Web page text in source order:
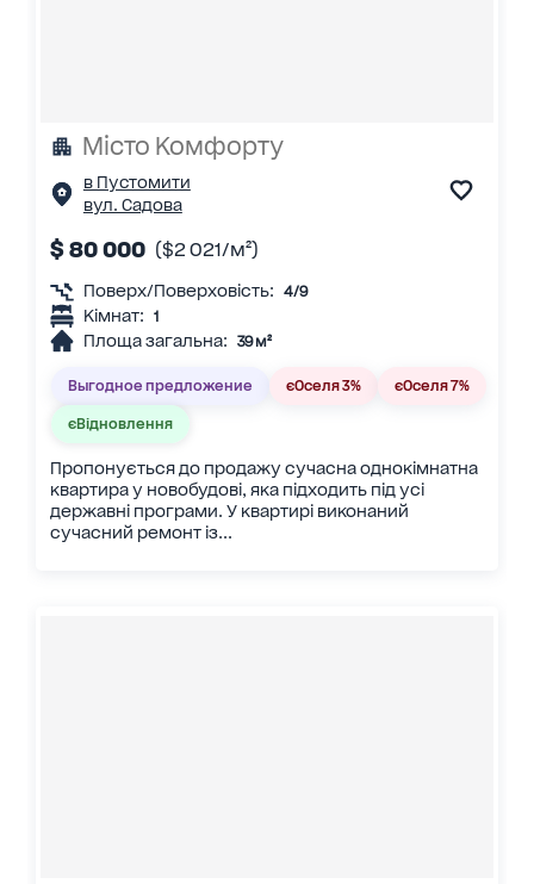
Місто Комфорту
в Пустомити
вул. Садова
$ 80 000 ($2 021/м²)
Поверх/Поверховість: 4/9
Кімнат: 1
Площа загальна: 39 м²
Выгодное предложение єОселя 3% єОселя 7%
єВідновлення
Пропонується до продажу сучасна однокімнатна
квартира у новобудові, яка підходить під усі
державні програми. У квартирі виконаний
сучасний ремонт із...